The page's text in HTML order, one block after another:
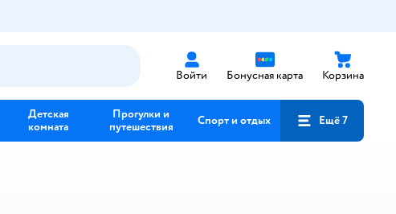
Войти Бонусная карта Корзина
Детская
комната
Прогулки и
путешествия
Спорт и отдых Ещё 7